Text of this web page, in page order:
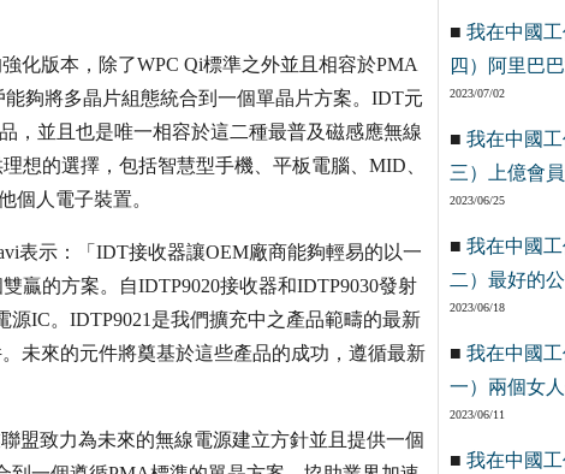
版本，除了WPC Qi標準之外並且相容於PMA
能夠將多晶片組態統合到一個單晶片方案。IDT元
，並且也是唯一相容於這二種最普及磁感應無線
想的選擇，包括智慧型手機、平板電腦、MID、
個人電子裝置。
示：「IDT接收器讓OEM廠商能夠輕易的以一
贏的方案。自IDTP9020接收器和IDTP9030發射
IC。IDTP9021是我們擴充中之產品範疇的最新
未來的元件將奠基於這些產品的成功，遵循最新
致力為未來的無線電源建立方針並且提供一個
■ 我在中國
四）阿里巴
2023/07/02
■ 我在中國
三）上億會
2023/06/25
■ 我在中國
二）最好的
2023/06/18
■ 我在中國
一）兩個女
2023/06/11
■ 我在中國